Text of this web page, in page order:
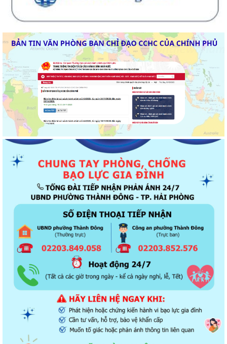
Thông báo về chương trình thu hồi để kiểm tra, khắc phục sự cố các
dòng xe mô tô Honda CB1000...
Kết quả Kỳ họp thứ 3 HĐND thành phố Hải Phòng khóa XIV, nhiệm kỳ
2021 - 2026
Khai thác tài liệu số và Chatbox AI trợi giúp pháp luật
Đẩy mạnh tuyên truyền thực hiện Chương trình hành động của Thành
ủy về xây dựng và hoàn thiện nhà...
Tăng cường các giải pháp đấu tranh, ngăn chặn và xử lý hành vi xâm
phạm quyền sở hữu trí tuệ trên...
Ủy ban nhân dân phường Thành Đông thông báo về việc chấm dứt